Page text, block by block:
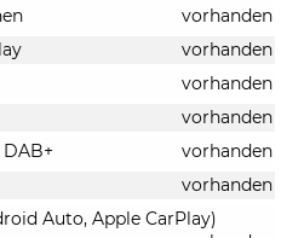
vorhanden
vorhanden
vorhanden
vorhanden
vorhanden
vorhanden
Auto, Apple CarPlay)